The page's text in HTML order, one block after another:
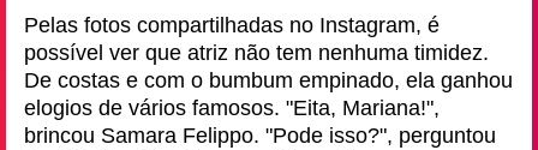
Pelas fotos compartilhadas no Instagram, é
possível ver que atriz não tem nenhuma timidez.
De costas e com o bumbum empinado, ela ganhou
elogios de vários famosos. "Eita, Mariana!",
brincou Samara Felippo. "Pode isso?", perguntou